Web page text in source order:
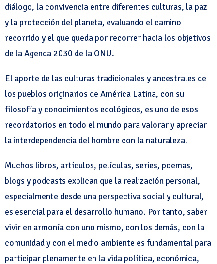
diálogo, la convivencia entre diferentes culturas, la paz
y la protección del planeta, evaluando el camino
recorrido y el que queda por recorrer hacia los objetivos
de la Agenda 2030 de la ONU.
El aporte de las culturas tradicionales y ancestrales de
los pueblos originarios de América Latina, con su
filosofía y conocimientos ecológicos, es uno de esos
recordatorios en todo el mundo para valorar y apreciar
la interdependencia del hombre con la naturaleza.
Muchos libros, artículos, películas, series, poemas,
blogs y podcasts explican que la realización personal,
especialmente desde una perspectiva social y cultural,
es esencial para el desarrollo humano. Por tanto, saber
vivir en armonía con uno mismo, con los demás, con la
comunidad y con el medio ambiente es fundamental para
participar plenamente en la vida política, económica,